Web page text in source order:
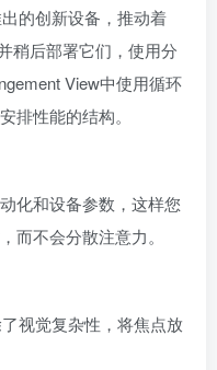
的创新设备，推动着
稍后部署它们，使用分
View中使用循环
排性能的结构。
化和设备参数，这样您
而不会分散注意力。
视觉复杂性，将焦点放